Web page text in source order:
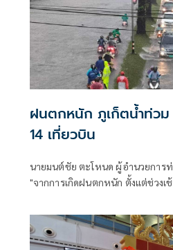
ฝนตกหนัก ภูเก็ตน้ำท่วม
14 เที่ยวบิน
นายมนต์ชัย ตะโหนด ผู้อำนวยการท่
"จากการเกิดฝนตกหนัก ตั้งแต่ช่วงเ